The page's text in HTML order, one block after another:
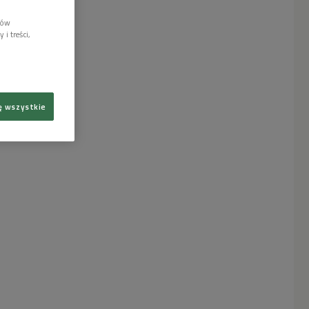
i treści,
wszystkie